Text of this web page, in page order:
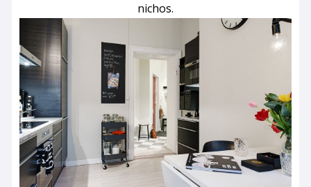
nichos.